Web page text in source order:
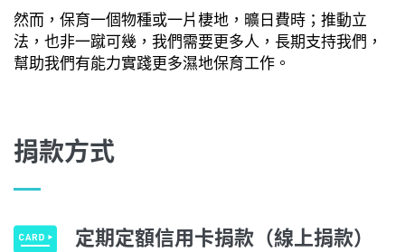
然而，保育一個物種或一片棲地，曠日費時；推動立
法，也非一蹴可幾，我們需要更多人，長期支持我們，
幫助我們有能力實踐更多濕地保育工作。
捐款方式
定期定額信用卡捐款（線上捐款）